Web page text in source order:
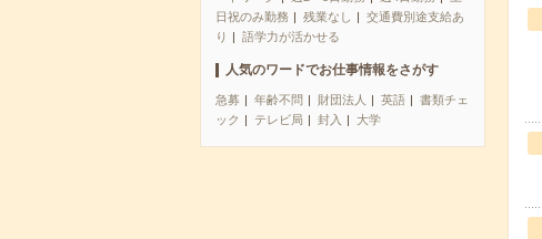
日祝のみ勤務
残業なし
交通費別途支給あ
り
語学力が活かせる
人気のワードでお仕事情報をさがす
急募 年齢不問 財団法人 英語
書類チェ
ック
テレビ局 封入 大学